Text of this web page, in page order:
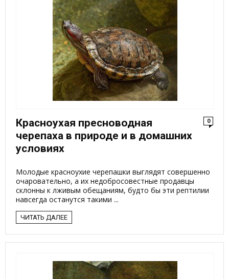
Красноухая пресноводная
черепаха в природе и в домашних
условиях
0
Молодые красноухие черепашки выглядят совершенно
очаровательно, а их недобросовестные продавцы
склонны к лживым обещаниям, будто бы эти рептилии
навсегда останутся такими ...
ЧИТАТЬ ДАЛЕЕ